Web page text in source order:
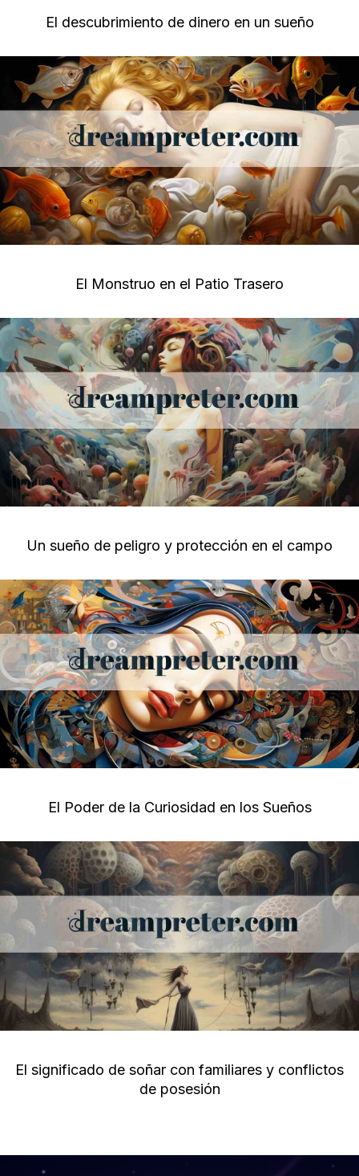
El descubrimiento de dinero en un sueño
El Monstruo en el Patio Trasero
Un sueño de peligro y protección en el campo
El Poder de la Curiosidad en los Sueños
El significado de soñar con familiares y conflictos
de posesión